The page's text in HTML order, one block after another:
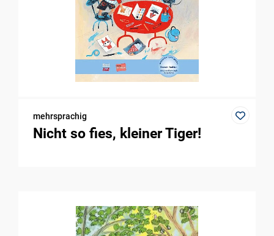
mehrsprachig
Nicht so fies, kleiner Tiger!